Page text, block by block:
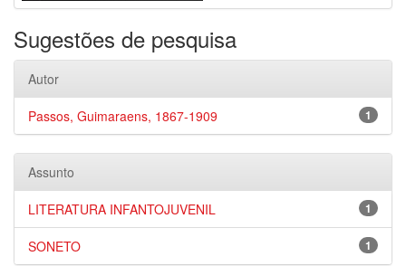
Sugestões de pesquisa
Autor
1
Passos, Guimaraens, 1867-1909
Assunto
1
LITERATURA INFANTOJUVENIL
1
SONETO